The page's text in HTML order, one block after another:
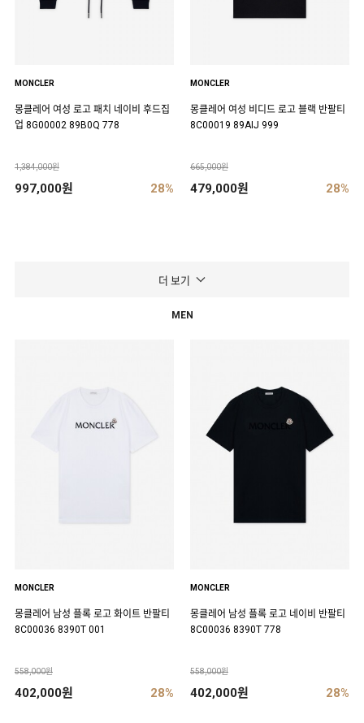
MONCLER
몽클레어 여성 로고 패치 네이비 후드집
업 8G00002 89B0Q 778
1,384,000원
997,000원 28%
MONCLER
몽클레어 여성 비디드 로고 블랙 반팔티
8C00019 89AIJ 999
665,000원
479,000원 28%
더 보기
MEN
MONCLER
몽클레어 남성 플록 로고 화이트 반팔티
8C00036 8390T 001
558,000원
402,000원 28%
MONCLER
몽클레어 남성 플록 로고 네이비 반팔티
8C00036 8390T 778
558,000원
402,000원 28%